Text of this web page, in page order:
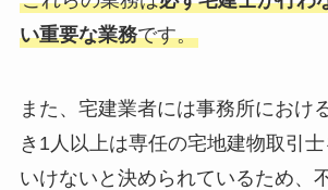
い重要な業務です。
また、宅建業者には事務所におけ
き1人以上は専任の宅地建物取引
いけないと決められているため、